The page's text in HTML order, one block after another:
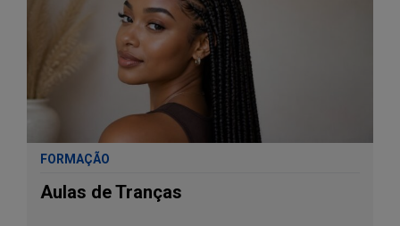
FORMAÇÃO
Aulas de Tranças